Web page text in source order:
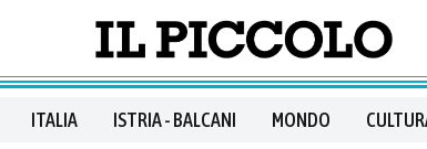
ITALIA ISTRIA - BALCANI MONDO